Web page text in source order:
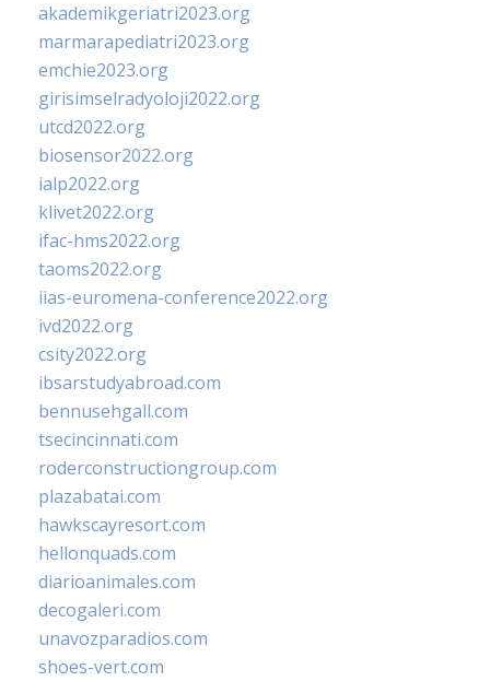
akademikgeriatri2023.org
marmarapediatri2023.org
emchie2023.org
girisimselradyoloji2022.org
utcd2022.org
biosensor2022.org
ialp2022.org
klivet2022.org
ifac-hms2022.org
taoms2022.org
iias-euromena-conference2022.org
ivd2022.org
csity2022.org
ibsarstudyabroad.com
bennusehgall.com
tsecincinnati.com
roderconstructiongroup.com
plazabatai.com
hawkscayresort.com
hellonquads.com
diarioanimales.com
decogaleri.com
unavozparadios.com
shoes-vert.com